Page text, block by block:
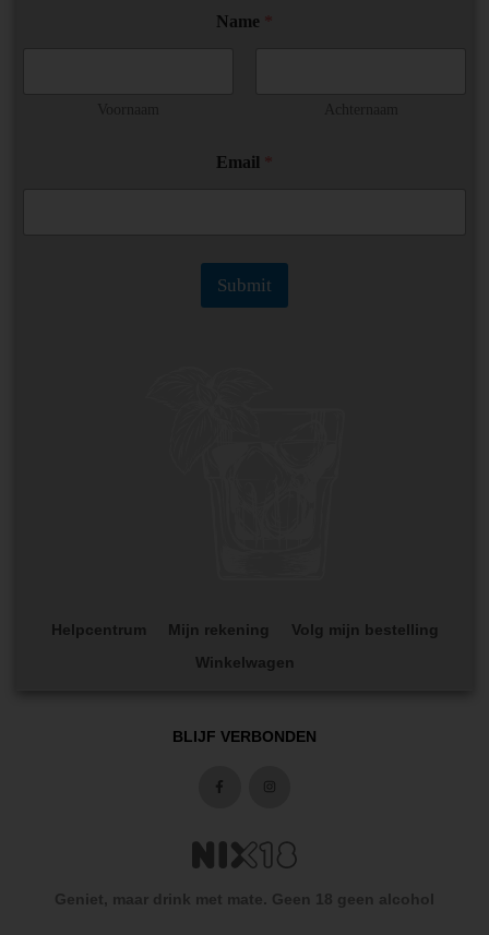
a
Name
Email
Submit
Helpcentrum Mijn rekening
Volg mijn bestelling
Winkelwagen
BLIJF VERBONDEN
Geniet, maar drink met mate. Geen 18 geen alcohol